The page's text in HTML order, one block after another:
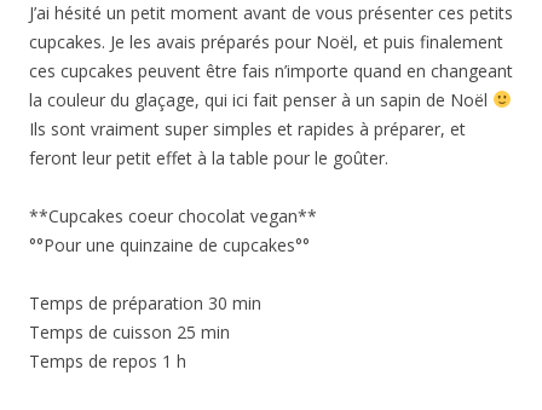
J’ai hésité un petit moment avant de vous présenter ces petits
cupcakes. Je les avais préparés pour Noël, et puis finalement
ces cupcakes peuvent être fais n’importe quand en changeant
la couleur du glaçage, qui ici fait penser à un sapin de Noël
Ils sont vraiment super simples et rapides à préparer, et
feront leur petit effet à la table pour le goûter.
**Cupcakes coeur chocolat vegan**
°°Pour une quinzaine de cupcakes°°
Temps de préparation 30 min
Temps de cuisson 25 min
Temps de repos 1 h